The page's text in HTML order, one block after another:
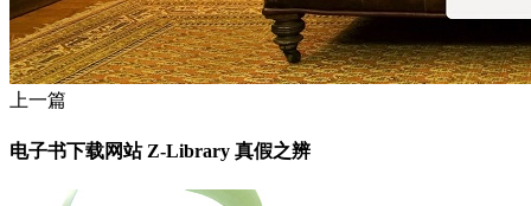
上一篇
电子书下载网站 Z-Library 真假之辨